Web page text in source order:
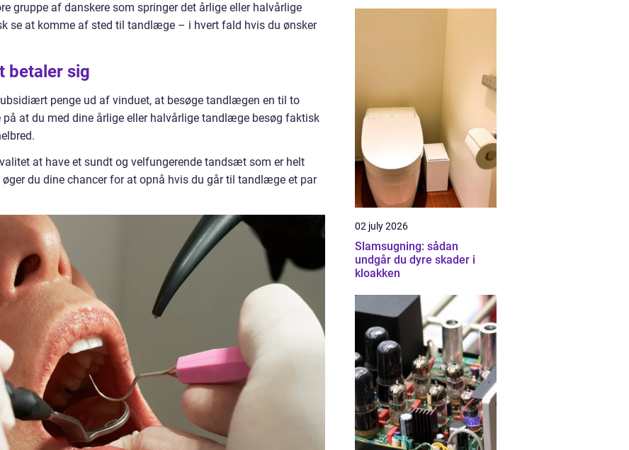
gruppe af danskere som springer det årlige eller halvårlige
se at komme af sted til tandlæge – i hvert fald hvis du ønsker
betaler sig
penge ud af vinduet, at besøge tandlægen en til to
at du med dine årlige eller halvårlige tandlæge besøg faktisk
at have et sundt og velfungerende tandsæt som er helt
du dine chancer for at opnå hvis du går til tandlæge et par
02 july 2026
Slamsugning: sådan
undgår du dyre skader i
kloakken